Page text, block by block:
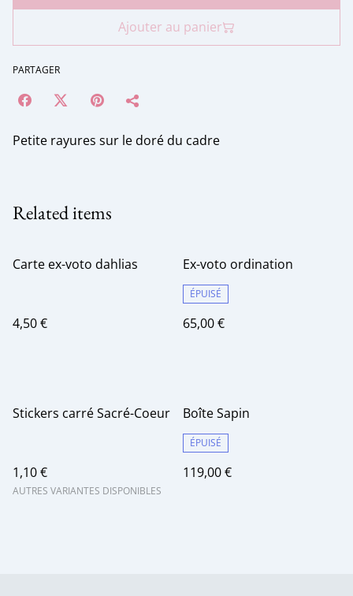
Ajouter au panier
PARTAGER
Petite rayures sur le doré du cadre
Related items
Carte ex-voto dahlias
4,50 €
Ex-voto ordination
ÉPUISÉ
65,00 €
Stickers carré Sacré-Coeur
1,10 €
AUTRES VARIANTES DISPONIBLES
Boîte Sapin
ÉPUISÉ
119,00 €